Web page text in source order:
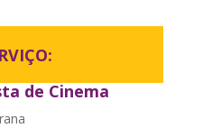
de Cinema